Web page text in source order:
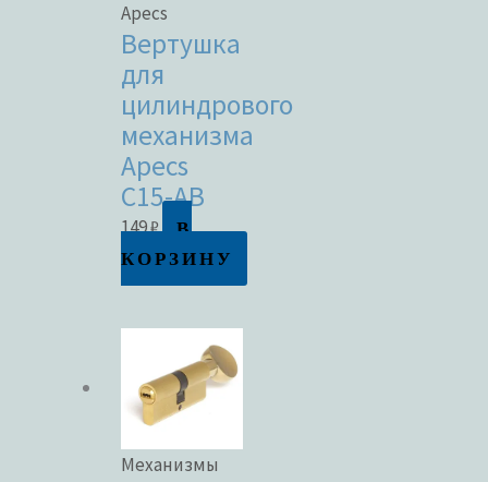
Apecs
Вертушка
для
цилиндрового
механизма
Apecs
C15-AB
149₽
В
КОРЗИНУ
Механизмы